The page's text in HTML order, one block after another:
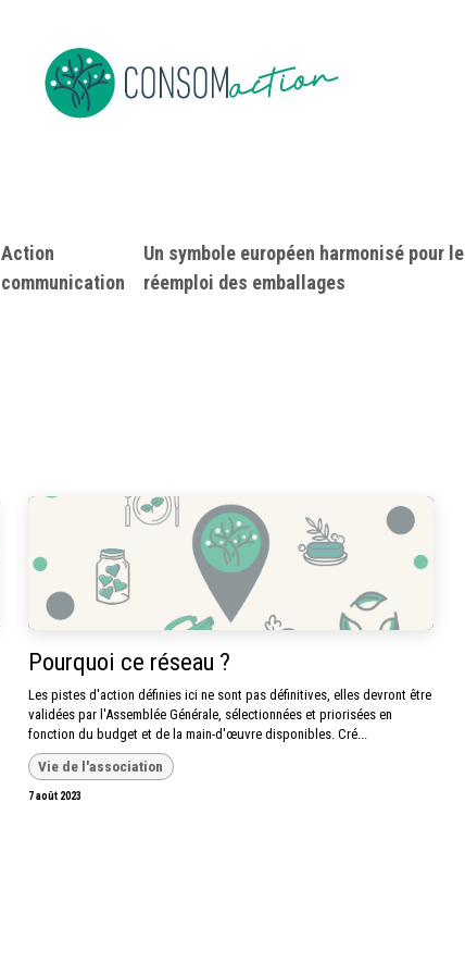
​Action
communication
Un symbole européen harmonisé pour le
réemploi des emballages
Pourquoi ce réseau ?
Les pistes d'action définies ici ne sont pas définitives, elles devront être
validées par l'Assemblée Générale, sélectionnées et priorisées en
fonction du budget et de la main-d'œuvre disponibles. Cré...
Vie de l'association
7 août 2023